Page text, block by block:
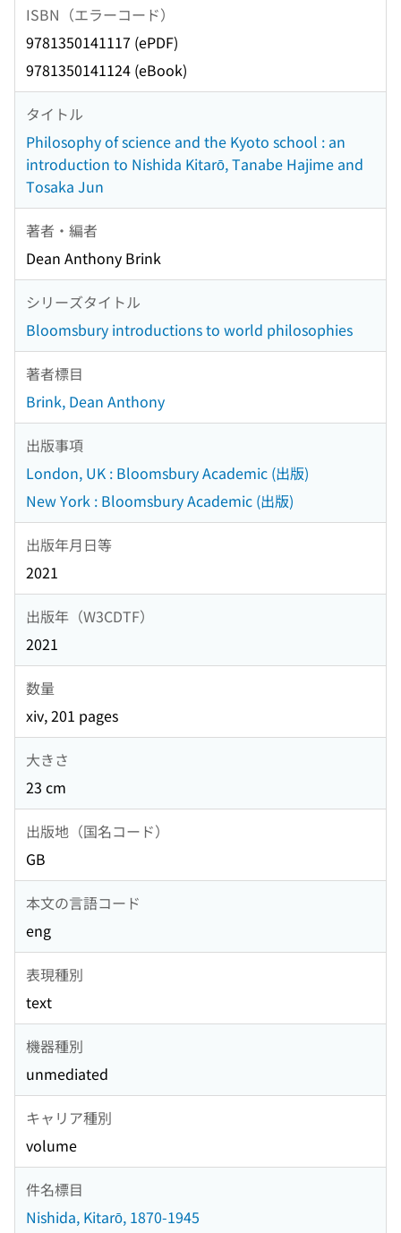
ISBN（エラーコード）
9781350141117 (ePDF)
9781350141124 (eBook)
タイトル
Philosophy of science and the Kyoto school : an
introduction to Nishida Kitarō, Tanabe Hajime and
Tosaka Jun
著者・編者
Dean Anthony Brink
シリーズタイトル
Bloomsbury introductions to world philosophies
著者標目
Brink, Dean Anthony
出版事項
London, UK : Bloomsbury Academic (出版)
New York : Bloomsbury Academic (出版)
出版年月日等
2021
出版年（W3CDTF）
2021
数量
xiv, 201 pages
大きさ
23 cm
出版地（国名コード）
GB
本文の言語コード
eng
表現種別
text
機器種別
unmediated
キャリア種別
volume
件名標目
Nishida, Kitarō, 1870-1945